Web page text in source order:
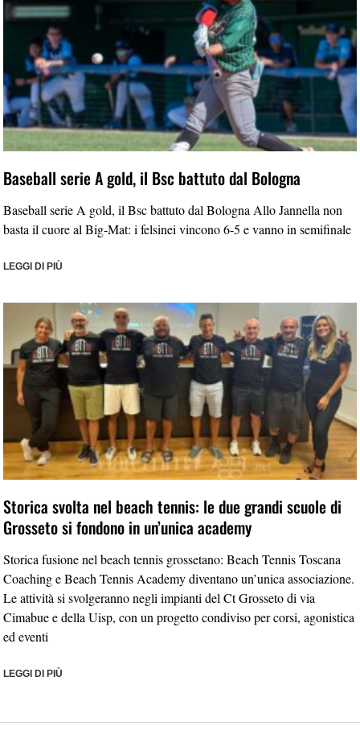
Baseball serie A gold, il Bsc battuto dal Bologna
Baseball serie A gold, il Bsc battuto dal Bologna Allo Jannella non
basta il cuore al Big-Mat: i felsinei vincono 6-5 e vanno in semifinale
LEGGI DI PIÙ
Storica svolta nel beach tennis: le due grandi scuole di
Grosseto si fondono in un’unica academy
Storica fusione nel beach tennis grossetano: Beach Tennis Toscana
Coaching e Beach Tennis Academy diventano un’unica associazione.
Le attività si svolgeranno negli impianti del Ct Grosseto di via
Cimabue e della Uisp, con un progetto condiviso per corsi, agonistica
ed eventi
LEGGI DI PIÙ